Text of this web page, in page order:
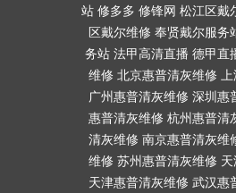
站 修多多 修锋网 松江区戴
区戴尔维修 奉贤戴尔服务
务站 法甲高清直播 德甲直
维修 北京惠普清灰维修
广州惠普清灰维修 深圳惠
惠普清灰维修 杭州惠普清
清灰维修 南京惠普清灰维
维修 苏州惠普清灰维修
天津惠普清灰维修 武汉惠